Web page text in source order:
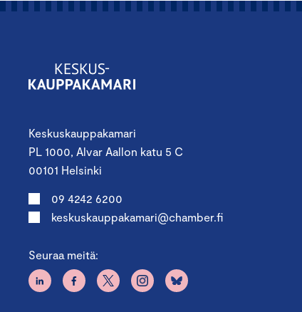
Keskuskauppakamari
PL 1000, Alvar Aallon katu 5 C
00101 Helsinki
09 4242 6200
keskuskauppakamari@chamber.fi
Seuraa meitä: